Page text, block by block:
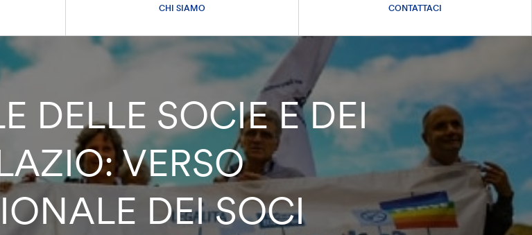
CHI SIAMO CONTATTACI
DELLE SOCIE E DEI
VERSO
DEI SOCI